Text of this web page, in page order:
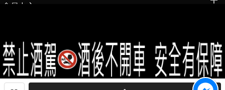
會員中心
2021思橙國際有限公司 版權所有 禁止轉貼節錄 All rights reserved.